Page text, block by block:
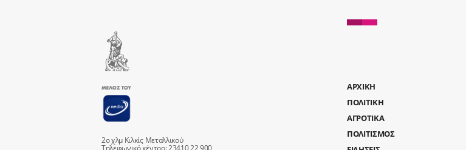
2ο χλμ Κιλκίς Μεταλλικού
Τηλεφωνικό κέντρο: 23410 22 900
AΡΧΙΚΗ
ΠΟΛΙΤΙΚΗ
ΑΓΡΟΤΙΚΑ
ΠΟΛΙΤΙΣΜΟΣ